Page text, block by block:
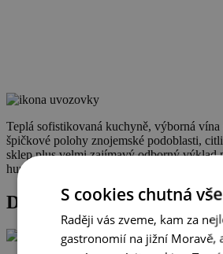
Teplá sofistikovaná kuchyně, výborná
špičkové polohy znojemské podoblasti,
sklep plus velmi zajímavý odborný výklad
humor.
Detail podniku
S cookies chutná
Raději vás zveme, kam za
gastronomií na jižní Moravě,